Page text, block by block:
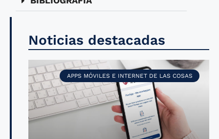
Noticias destacadas
APPS MÓVILES E INTERNET DE LAS COSAS